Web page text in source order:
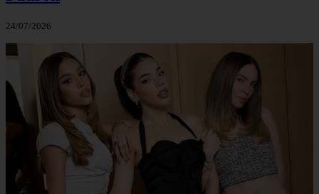
24/07/2026